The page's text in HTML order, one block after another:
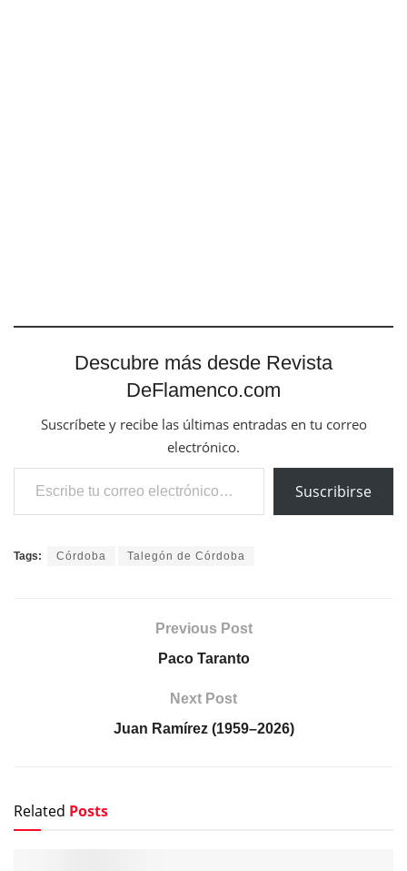
Descubre más desde Revista
DeFlamenco.com
Suscríbete y recibe las últimas entradas en tu correo
electrónico.
Escribe tu correo electrónico…
Suscribirse
Tags: Córdoba Talegón de Córdoba
Previous Post
Paco Taranto
Next Post
Juan Ramírez (1959–2026)
Related Posts